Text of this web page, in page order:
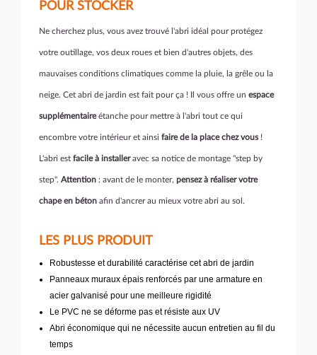
POUR STOCKER
Ne cherchez plus, vous avez trouvé l'abri idéal pour protégez
votre outillage, vos deux roues et bien d'autres objets, des
mauvaises conditions climatiques comme la pluie, la grêle ou la
neige. Cet abri de jardin est fait pour ça ! Il vous offre un espace
supplémentaireétanche pour mettre à l'abri tout ce qui
encombre votre intérieur et ainsi faire de la place chez vous!
L'abri est facile à installeravec sa notice de montage "step by
step". Attention : avant de le monter, pensez à réaliser votre
chape en béton afin d'ancrer au mieux votre abri au sol.
LES PLUS PRODUIT
Robustesse et durabilité caractérise cet abri de jardin
Panneaux muraux épais renforcés par une armature en
acier galvanisé pour une meilleure rigidité
Le PVC ne se déforme pas et résiste aux UV
Abri économique qui ne nécessite aucun entretien au fil du
temps